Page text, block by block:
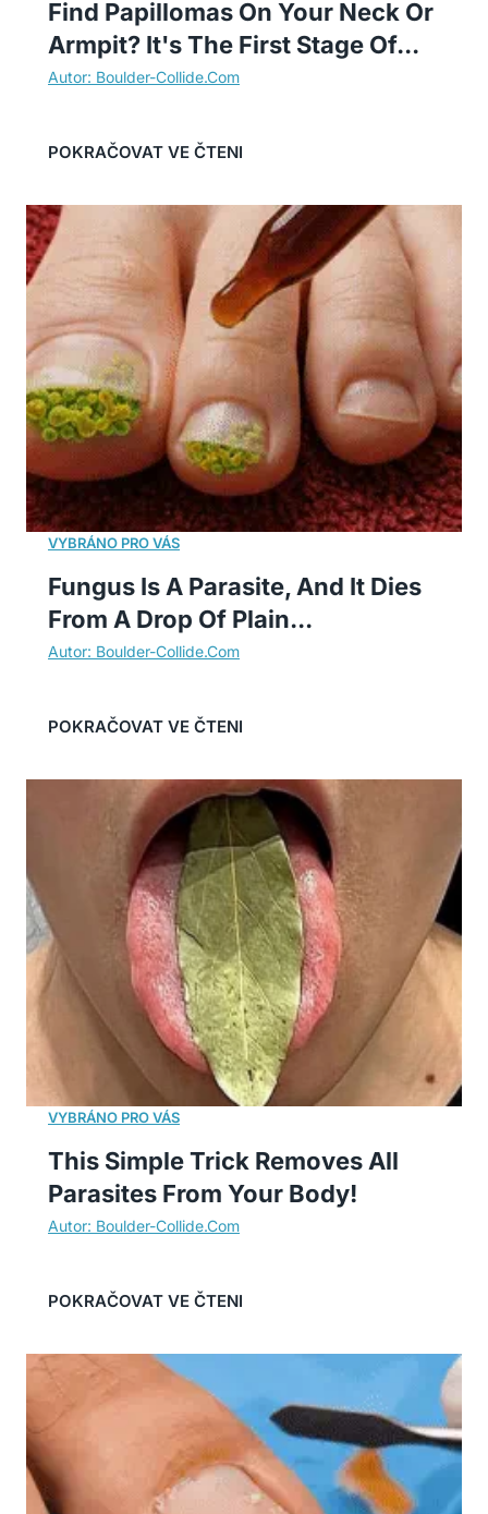
Find Papillomas On Your Neck Or
Armpit? It's The First Stage Of...
Fungus Is A Parasite, And It Dies
From A Drop Of Plain...
This Simple Trick Removes All
Parasites From Your Body!